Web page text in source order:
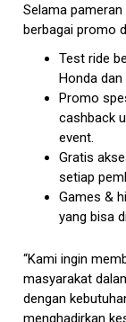
Selama
berbagai promo
Test ride
Honda
Promo
cashback
event.
Gratis
setiap
Games &
yang bisa
“Kami ingin
masyarakat
dengan
menghadirkan